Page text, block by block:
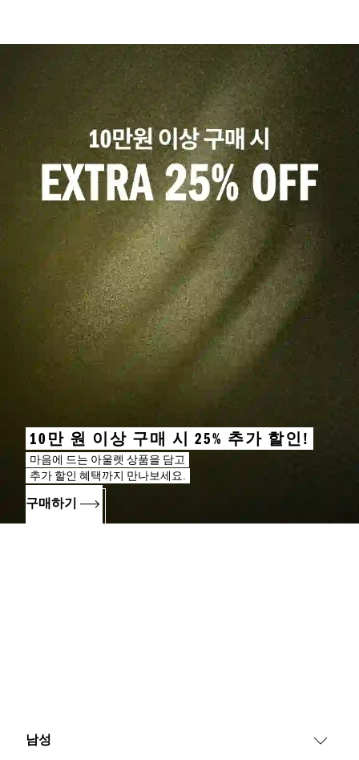
10만 원 이상 구매 시 25% 추가 할인!
마음에 드는 아울렛 상품을 담고
추가 할인 혜택까지 만나보세요.
구매하기
남성